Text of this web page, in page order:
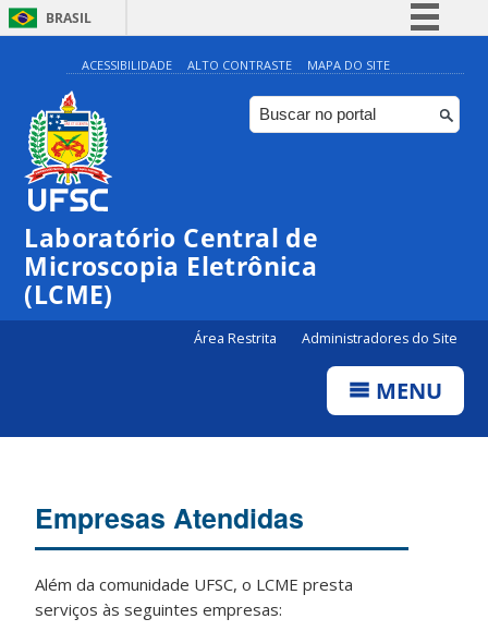
BRASIL
Simplifique!
Comunica BR
Participe
ACESSIBILIDADE ALTO CONTRASTE MAPA DO SITE
Laboratório Central de
Microscopia Eletrônica
(LCME)
Área Restrita Administradores do Site
MENU
Empresas Atendidas
Além da comunidade UFSC, o LCME presta
serviços às seguintes empresas: